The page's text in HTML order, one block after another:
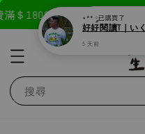
免運費 現在去購物！
搜尋
⋆** ༘已購買了
5 天前